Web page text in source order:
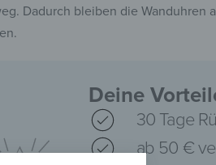
Dadurch bleiben die Wanduhren
Deine
30 Tage
ab 50 €